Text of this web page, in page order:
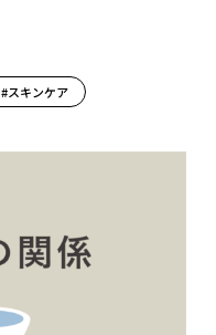
#スキンケア